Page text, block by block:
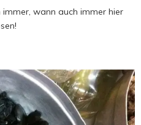
wann auch immer hier